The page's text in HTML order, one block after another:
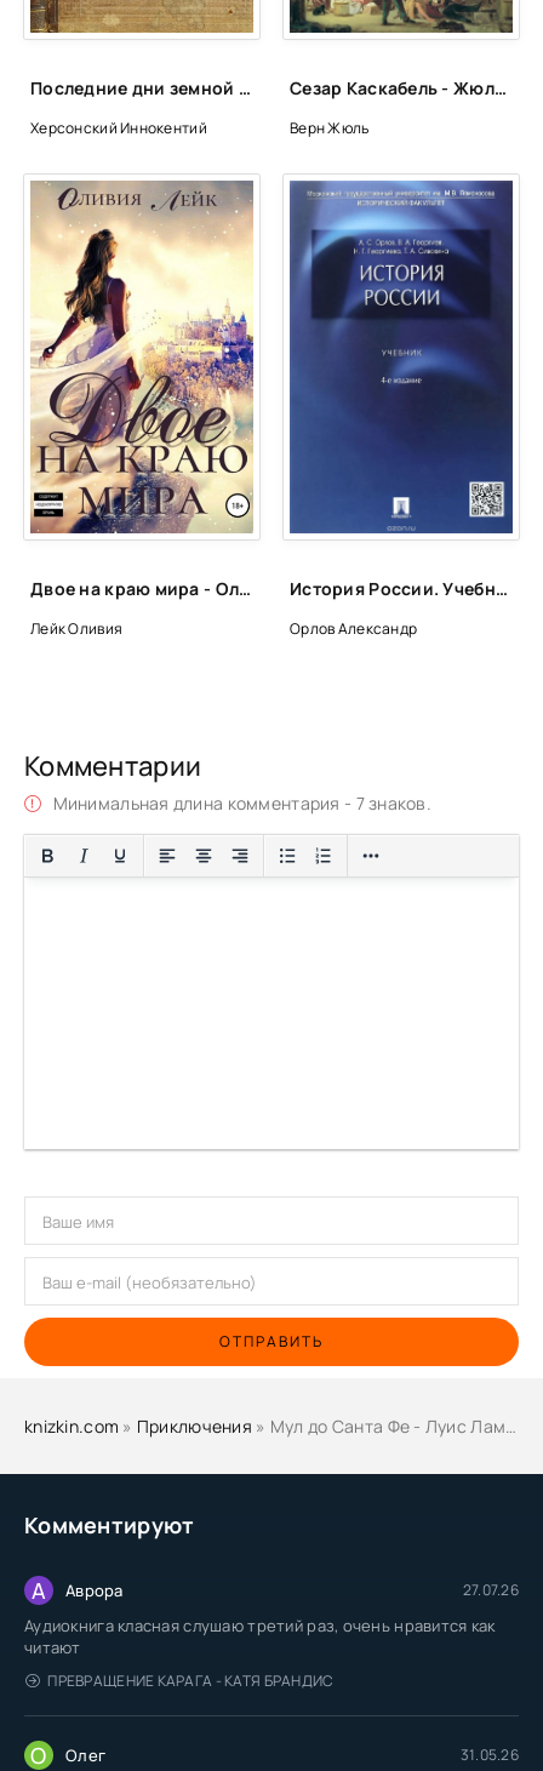
Комментируют
А Аврора 27.07.26
Аудиокнига класная слушаю третий раз, очень нравится как
читают
ПРЕВРАЩЕНИЕ КАРАГА - КАТЯ БРАНДИС
О Олег 31.05.26
Последние дни земной жизни Господа нашего Иисуса Христа - Иннокентий Херсонский
Херсонский Иннокентий
Сезар Каскабель - Жюль Верн
Верн Жюль
Двое на краю мира - Оливия Лейк
Лейк Оливия
История России. Учебник - Александр Орлов, Владимир Георгиев, Наталья Георгиева
Орлов Александр
Комментарии
Минимальная длина комментария - 7 знаков.
ОТПРАВИТЬ
knizkin.com » Приключения » Мул до Санта Фе - Луис Ламур